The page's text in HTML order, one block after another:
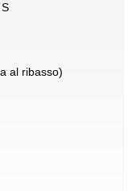
al ribasso)